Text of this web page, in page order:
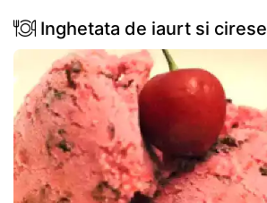
Inghetata de iaurt si cirese